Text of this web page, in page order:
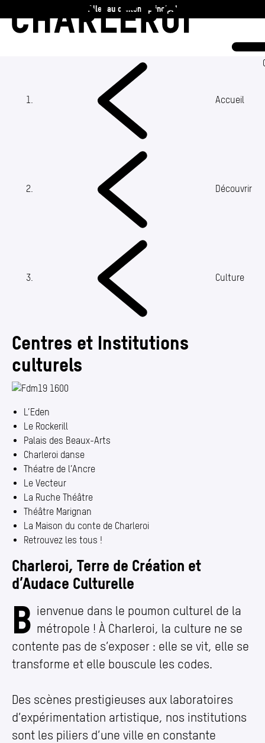
Aller au contenu principal
Charleroi
Vivre
(Section actuelle)
Accueil
Découvrir
Culture
Centres et Institutions
culturels
L’Eden
Le Rockerill
Palais des Beaux-Arts
Charleroi danse
Théatre de l’Ancre
Le Vecteur
La Ruche Théâtre
Théâtre Marignan
La Maison du conte de Charleroi
Retrouvez les tous !
Charleroi, Terre de Création et
d’Audace Culturelle
B ienvenue dans le poumon culturel de la
métropole ! À Charleroi, la culture ne se
contente pas de s’exposer : elle se vit, elle se
transforme et elle bouscule les codes.
Des scènes prestigieuses aux laboratoires
d’expérimentation artistique, nos institutions
sont les piliers d’une ville en constante